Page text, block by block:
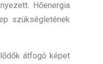
Hőenergia
szükségletének
átfogó képet